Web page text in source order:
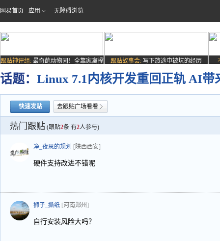
网易首页 应用 无障碍浏览
跟贴神评组: 最奇葩动物园！全靠家禽撑
跟贴故事会: 写下旅途中被坑的经历
话题： Linux 7.1内核开发重回正轨 AI带
快速发贴 去跟贴广场看看
热门跟贴 (跟贴2条 有2人参与)
净_夜思的规划 [陕西西安]
硬件支持改进不错呢
狮子_撕纸 [河南郑州]
自行安装风险大吗？